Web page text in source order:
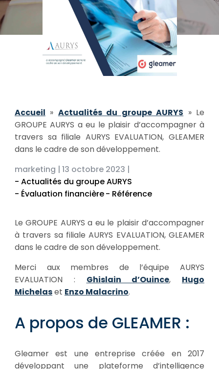
Accueil » Actualités du groupe AURYS » Le
GROUPE AURYS a eu le plaisir d’accompagner à
travers sa filiale AURYS EVALUATION, GLEAMER
dans le cadre de son développement.
marketing | 13 octobre 2023 |
- Actualités du groupe AURYS
- Évaluation financière- Référence
Le GROUPE AURYS a eu le plaisir d’accompagner
à travers sa filiale AURYS EVALUATION, GLEAMER
dans le cadre de son développement.
Merci aux membres de l’équipe AURYS
EVALUATION : Ghislain d’Ouince, Hugo
Michelaset Enzo Malacrino.
A propos de GLEAMER :
Gleamer est une entreprise créée en 2017
développant une plateforme d’intelligence